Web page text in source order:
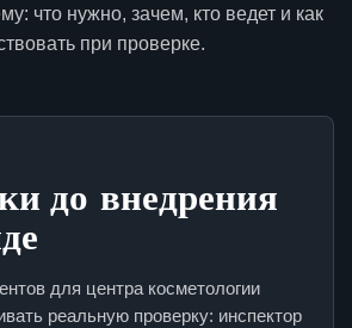
что нужно, зачем, кто ведет и как
при проверке.
до внедрения
для центра косметологии
реальную проверку: инспектор